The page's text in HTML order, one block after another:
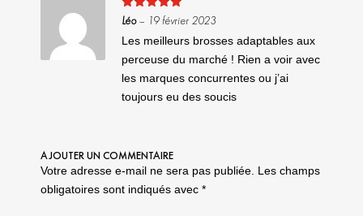
Note 5sur
Léo– 19 février 2023
Les meilleurs brosses adaptables aux
perceuse du marché ! Rien a voir avec
les marques concurrentes ou j’ai
toujours eu des soucis
AJOUTER UN COMMENTAIRE
Votre adresse e-mail ne sera pas publiée. Les champs
obligatoires sont indiqués avec *